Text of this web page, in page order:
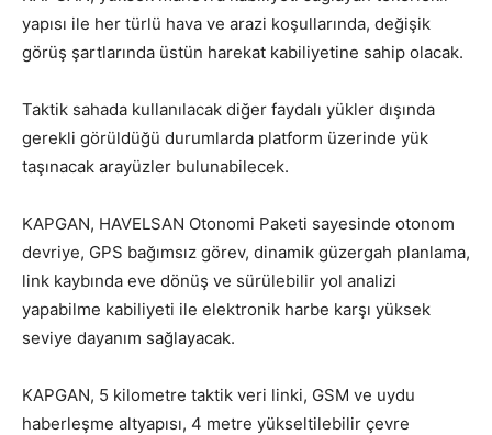
yapısı ile her türlü hava ve arazi koşullarında, değişik
görüş şartlarında üstün harekat kabiliyetine sahip olacak.
Taktik sahada kullanılacak diğer faydalı yükler dışında
gerekli görüldüğü durumlarda platform üzerinde yük
taşınacak arayüzler bulunabilecek.
KAPGAN, HAVELSAN Otonomi Paketi sayesinde otonom
devriye, GPS bağımsız görev, dinamik güzergah planlama,
link kaybında eve dönüş ve sürülebilir yol analizi
yapabilme kabiliyeti ile elektronik harbe karşı yüksek
seviye dayanım sağlayacak.
KAPGAN, 5 kilometre taktik veri linki, GSM ve uydu
haberleşme altyapısı, 4 metre yükseltilebilir çevre